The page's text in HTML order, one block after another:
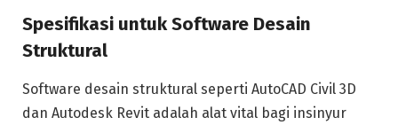
Spesifikasi untuk Software Desain
Struktural
Software desain struktural seperti AutoCAD Civil 3D
dan Autodesk Revit adalah alat vital bagi insinyur